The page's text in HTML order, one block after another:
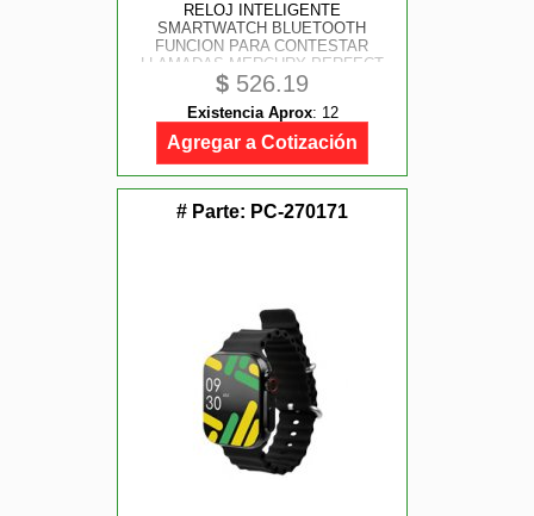
RELOJ INTELIGENTE
SMARTWATCH BLUETOOTH
FUNCION PARA CONTESTAR
LLAMADAS MERCURY PERFECT
CHOICE
$ 526.19
Existencia Aprox: 12
Agregar a Cotización
# Parte: PC-270171